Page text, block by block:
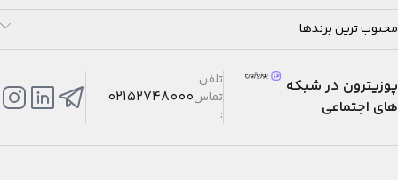
محبوب ترین برندها
پوزیترون در شبکه
های اجتماعی
تلفن
تماس
:
02152748000